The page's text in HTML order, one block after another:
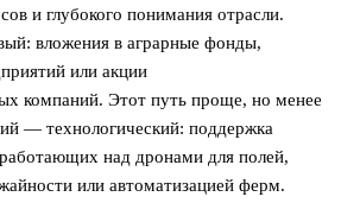
и глубокого понимания отрасли.
вложения в аграрные фонды,
или акции
компаний. Этот путь проще, но менее
— технологический: поддержка
работающих над дронами для полей,
или автоматизацией ферм.